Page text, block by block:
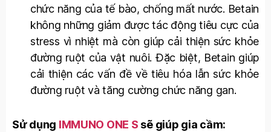
chức năng của tế bào, chống mất nước. Betain
không những giảm được tác động tiêu cực của
stress vì nhiệt mà còn giúp cải thiện sức khỏe
đường ruột của vật nuôi. Đặc biệt, Betain giúp
cải thiện các vấn đề về tiêu hóa lẫn sức khỏe
đường ruột và tăng cường chức năng gan.
Sử dụng IMMUNO ONE S sẽ giúp gia cầm: